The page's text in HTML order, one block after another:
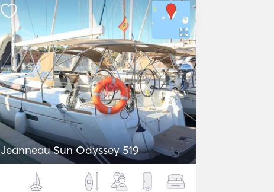
Jeanneau Sun Odyssey 519